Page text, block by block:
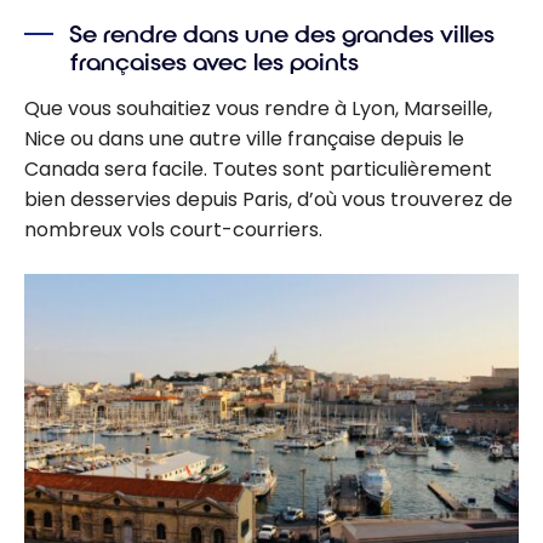
t-il une bonne
ou une
mauvaise
cible ?
Se rendre dans une des grandes villes
françaises avec les points
Que vous souhaitiez vous rendre à Lyon, Marseille,
Nice ou dans une autre ville française depuis le
Canada sera facile. Toutes sont particulièrement
bien desservies depuis Paris, d’où vous trouverez de
nombreux vols court-courriers.